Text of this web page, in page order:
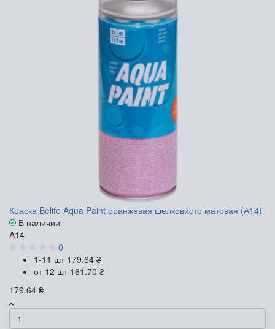
Краска Belife Aqua Paint оранжевая шелковисто матовая (А14)
В наличии
A14
0
1-11 шт 179.64 ₴
от 12 шт 161.70 ₴
179.64 ₴